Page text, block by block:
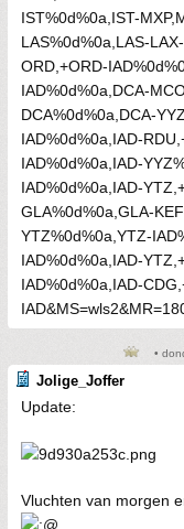
•
Jolige_Joffer
Update:
Vluchten van morgen